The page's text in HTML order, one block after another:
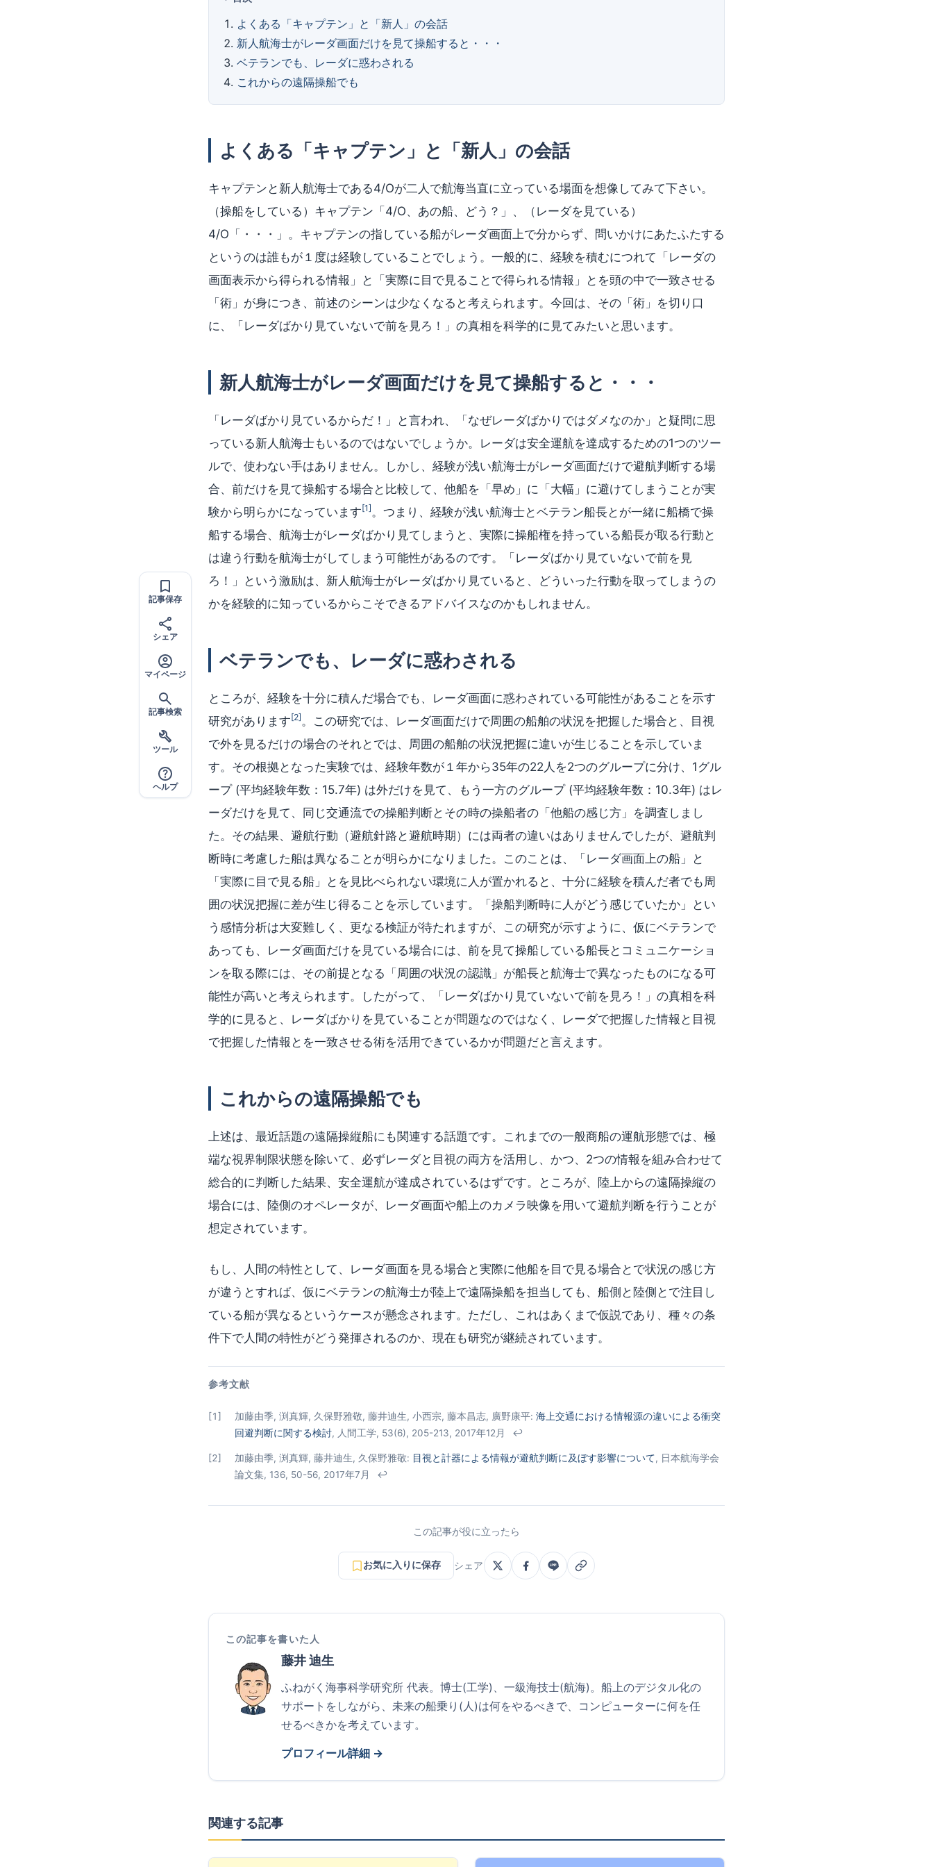
記事保存
シェア
マイページ
記事検索
ツール
ヘルプ
よくある「キャプテン」と「新人」の会話
新人航海士がレーダ画面だけを見て操船すると・・・
ベテランでも、レーダに惑わされる
これからの遠隔操船でも
よくある「キャプテン」と「新人」の会話
キャプテンと新人航海士である4/Oが二人で航海当直に立っている場面を想像してみて下さい。
（操船をしている）キャプテン「4/O、あの船、どう？」、（レーダを見ている）
4/O「・・・」。キャプテンの指している船がレーダ画面上で分からず、問いかけにあたふたする
というのは誰もが１度は経験していることでしょう。一般的に、経験を積むにつれて「レーダの
画面表示から得られる情報」と「実際に目で見ることで得られる情報」とを頭の中で一致させる
「術」が身につき、前述のシーンは少なくなると考えられます。今回は、その「術」を切り口
に、「レーダばかり見ていないで前を見ろ！」の真相を科学的に見てみたいと思います。
新人航海士がレーダ画面だけを見て操船すると・・・
「レーダばかり見ているからだ！」と言われ、「なぜレーダばかりではダメなのか」と疑問に思
っている新人航海士もいるのではないでしょうか。レーダは安全運航を達成するための1つのツー
ルで、使わない手はありません。しかし、経験が浅い航海士がレーダ画面だけで避航判断する場
合、前だけを見て操船する場合と比較して、他船を「早め」に「大幅」に避けてしまうことが実
験から明らかになっています [1] 。つまり、経験が浅い航海士とベテラン船長とが一緒に船橋で操
船する場合、航海士がレーダばかり見てしまうと、実際に操船権を持っている船長が取る行動と
は違う行動を航海士がしてしまう可能性があるのです。「レーダばかり見ていないで前を見
ろ！」という激励は、新人航海士がレーダばかり見ていると、どういった行動を取ってしまうの
かを経験的に知っているからこそできるアドバイスなのかもしれません。
ベテランでも、レーダに惑わされる
ところが、経験を十分に積んだ場合でも、レーダ画面に惑わされている可能性があることを示す
研究があります [2] 。この研究では、レーダ画面だけで周囲の船舶の状況を把握した場合と、目視
で外を見るだけの場合のそれとでは、周囲の船舶の状況把握に違いが生じることを示していま
す。その根拠となった実験では、経験年数が１年から35年の22人を2つのグループに分け、1グル
ープ (平均経験年数：15.7年) は外だけを見て、もう一方のグループ (平均経験年数：10.3年) はレ
ーダだけを見て、同じ交通流での操船判断とその時の操船者の「他船の感じ方」を調査しまし
た。その結果、避航行動（避航針路と避航時期）には両者の違いはありませんでしたが、避航判
断時に考慮した船は異なることが明らかになりました。このことは、「レーダ画面上の船」と
「実際に目で見る船」とを見比べられない環境に人が置かれると、十分に経験を積んだ者でも周
囲の状況把握に差が生じ得ることを示しています。「操船判断時に人がどう感じていたか」とい
う感情分析は大変難しく、更なる検証が待たれますが、この研究が示すように、仮にベテランで
あっても、レーダ画面だけを見ている場合には、前を見て操船している船長とコミュニケーショ
ンを取る際には、その前提となる「周囲の状況の認識」が船長と航海士で異なったものになる可
能性が高いと考えられます。したがって、「レーダばかり見ていないで前を見ろ！」の真相を科
学的に見ると、レーダばかりを見ていることが問題なのではなく、レーダで把握した情報と目視
で把握した情報とを一致させる術を活用できているかが問題だと言えます。
これからの遠隔操船でも
上述は、最近話題の遠隔操縦船にも関連する話題です。これまでの一般商船の運航形態では、極
端な視界制限状態を除いて、必ずレーダと目視の両方を活用し、かつ、2つの情報を組み合わせて
総合的に判断した結果、安全運航が達成されているはずです。ところが、陸上からの遠隔操縦の
場合には、陸側のオペレータが、レーダ画面や船上のカメラ映像を用いて避航判断を行うことが
想定されています。
もし、人間の特性として、レーダ画面を見る場合と実際に他船を目で見る場合とで状況の感じ方
が違うとすれば、仮にベテランの航海士が陸上で遠隔操船を担当しても、船側と陸側とで注目し
ている船が異なるというケースが懸念されます。ただし、これはあくまで仮説であり、種々の条
件下で人間の特性がどう発揮されるのか、現在も研究が継続されています。
参考文献
加藤由季, 渕真輝, 久保野雅敬, 藤井迪生, 小西宗, 藤本昌志, 廣野康平:海上交通における情報源の違いによる衝突
回避判断に関する検討, 人間工学, 53(6), 205-213, 2017年12月 ↩
加藤由季, 渕真輝, 藤井迪生, 久保野雅敬: 目視と計器による情報が避航判断に及ぼす影響について, 日本航海学会
論文集, 136, 50-56, 2017年7月
↩
この記事が役に立ったら
お気に入りに保存 シェア
この記事を書いた人
藤井 迪生
ふねがく海事科学研究所 代表。博士(工学)、一級海技士(航海)。船上のデジタル化の
サポートをしながら、未来の船乗り(人)は何をやるべきで、コンピューターに何を任
せるべきかを考えています。
プロフィール詳細 →
関連する記事